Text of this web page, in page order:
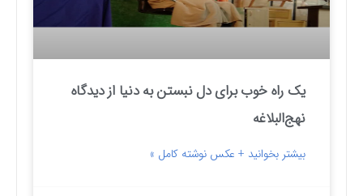
یک راه خوب برای دل نبستن به دنیا از دیدگاه
نهج‌البلاغه
بیشتر بخوانید + عکس نوشته کامل »